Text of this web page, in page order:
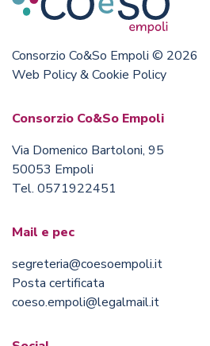
Consorzio Co&So Empoli © 2026
Web Policy & Cookie Policy
Consorzio Co&So Empoli
Via Domenico Bartoloni, 95
50053 Empoli
Tel. 0571922451
Mail e pec
segreteria@coesoempoli.it
Posta certificata
coeso.empoli@legalmail.it